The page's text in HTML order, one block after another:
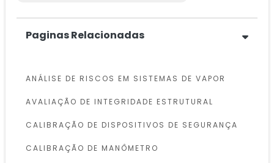
Paginas Relacionadas
ANÁLISE DE RISCOS EM SISTEMAS DE VAPOR
AVALIAÇÃO DE INTEGRIDADE ESTRUTURAL
CALIBRAÇÃO DE DISPOSITIVOS DE SEGURANÇA
CALIBRAÇÃO DE MANÔMETRO